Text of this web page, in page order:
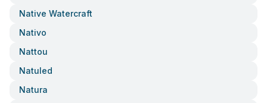
Native Watercraft
Nativo
Nattou
Natuled
Natura